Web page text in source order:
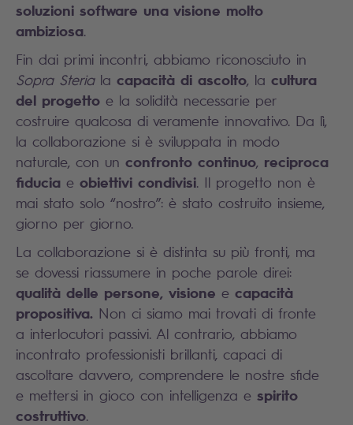
soluzioni software una visione molto
ambiziosa.
Fin dai primi incontri, abbiamo riconosciuto in
Sopra Steriala capacità di ascolto, la cultura
del progetto e la solidità necessarie per
costruire qualcosa di veramente innovativo. Da lì,
la collaborazione si è sviluppata in modo
naturale, con un confronto continuo, reciproca
fiducia e obiettivi condivisi. Il progetto non è
mai stato solo “nostro”: è stato costruito insieme,
giorno per giorno.
La collaborazione si è distinta su più fronti, ma
se dovessi riassumere in poche parole direi:
qualità delle persone, visione e capacità
propositiva. Non ci siamo mai trovati di fronte
a interlocutori passivi. Al contrario, abbiamo
incontrato professionisti brillanti, capaci di
ascoltare davvero, comprendere le nostre sfide
e mettersi in gioco con intelligenza e spirito
costruttivo.